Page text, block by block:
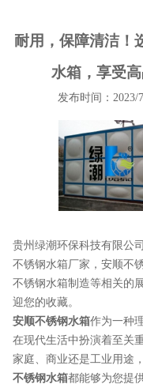
耐用，保障清洁！
水箱，享受
发布时间：2023/
贵州绿潮环保科技有限公
不锈钢水箱厂家 ，安顺不
不锈钢水箱制造等相关的
迎您的收藏。
安顺不锈钢水箱作为一种
在现代生活中扮演着至关
家庭、商业还是工业用途
不锈钢水箱都能够为您提